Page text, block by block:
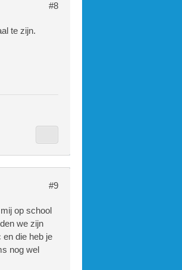
#8
te zijn.
#9
op school
we zijn
en die heb je
nog wel